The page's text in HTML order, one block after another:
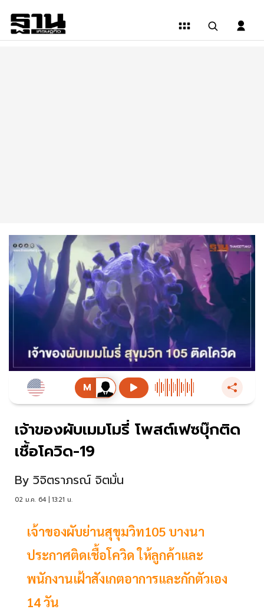
เจ้าของผับเมมโมรี่ โพสต์เฟซบุ๊กติด
เชื้อโควิด-19
By วิจิตราภรณ์ จิตมั่น
02 ม.ค. 64 | 13:21 น.
เจ้าของผับย่านสุขุมวิท105 บางนา
ประกาศติดเชื้อโควิด ให้ลูกค้าและ
พนักงานเฝ้าสังเกตอาการและกักตัวเอง
14 วัน